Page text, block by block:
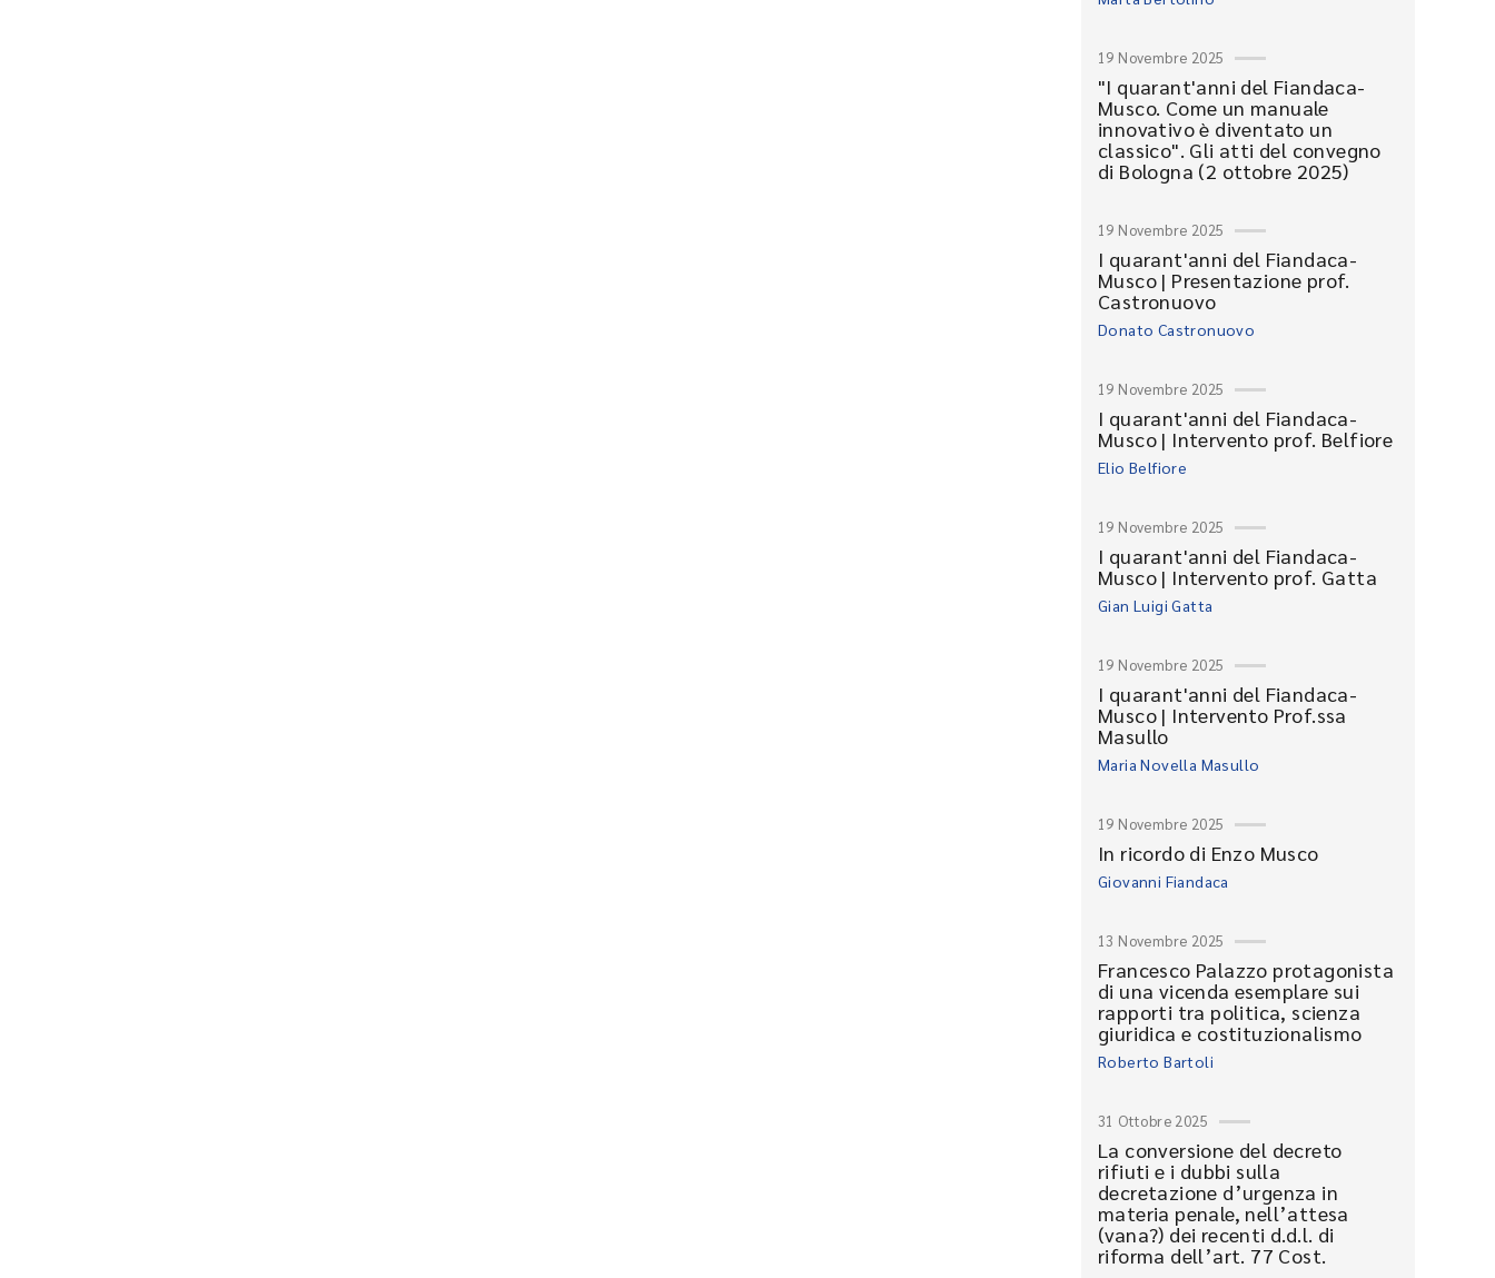
19 Novembre 2025
"I quarant'anni del Fiandaca-
Musco. Come un manuale
innovativo è diventato un
classico". Gli atti del convegno
di Bologna (2 ottobre 2025)
19 Novembre 2025
I quarant'anni del Fiandaca-
Musco | Presentazione prof.
Castronuovo
Donato Castronuovo
19 Novembre 2025
I quarant'anni del Fiandaca-
Musco | Intervento prof. Belfiore
Elio Belfiore
19 Novembre 2025
I quarant'anni del Fiandaca-
Musco | Intervento prof. Gatta
Gian Luigi Gatta
19 Novembre 2025
I quarant'anni del Fiandaca-
Musco | Intervento Prof.ssa
Masullo
Maria Novella Masullo
19 Novembre 2025
In ricordo di Enzo Musco
Giovanni Fiandaca
13 Novembre 2025
Francesco Palazzo protagonista
di una vicenda esemplare sui
rapporti tra politica, scienza
giuridica e costituzionalismo
Roberto Bartoli
31 Ottobre 2025
La conversione del decreto
rifiuti e i dubbi sulla
decretazione d’urgenza in
materia penale, nell’attesa
(vana?) dei recenti d.d.l. di
riforma dell’art. 77 Cost.